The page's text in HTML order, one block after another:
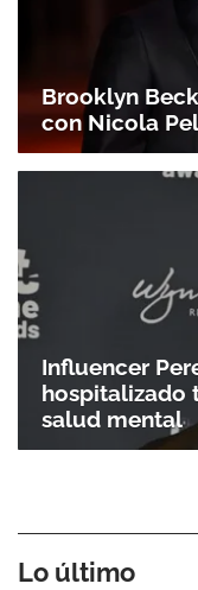
Brooklyn
con Nicola
Influencer
hospitalizado
salud mental
Lo último